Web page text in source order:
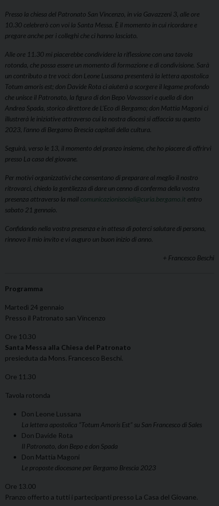
Presso la chiesa del Patronato San Vincenzo, in via Gavazzeni 3, alle ore
10.30 celebrerò con voi la Santa Messa. È il momento in cui ricordare e
pregare anche per i colleghi che ci hanno lasciato.
Alle ore 11.30 mi piacerebbe condividere la riflessione con una tavola
rotonda, che possa essere un momento di formazione e di condivisione. Sarà
un contributo a tre voci: don Leone Lussana presenterà la lettera apostolica
Totum amoris est; don Davide Rota ci aiuterà a scorgere il legame profondo
che unisce il Patronato, la figura di don Bepo Vavassori e quella di don
Andrea Spada, storico direttore de L’Eco di Bergamo; don Mattia Magoni ci
illustrerà le iniziative attraverso cui la nostra diocesi si affaccia su questo
2023, l’anno di Bergamo Brescia capitali della cultura.
Seguirà, verso le 13, il momento del pranzo insieme, che ho piacere di offrirvi
presso La casa del giovane.
Per motivi organizzativi che consentano di preparare al meglio il nostro
ritrovarci, chiedo la gentilezza di dare un cenno di conferma della vostra
presenza attraverso la mail comunicazionisociali@curia.bergamo.it entro
sabato 21 gennaio.
Confidando nella vostra presenza e in attesa di poterci salutare di persona,
rinnovo il mio invito e vi auguro un buon inizio di anno.
+ Francesco Beschi
Programma
Martedì 24 gennaio
Presso il Patronato san Vincenzo
Ore 10.30
Santa Messa alla Chiesa del Patronato
presieduta da Mons. Francesco Beschi.
Ore 11.30
Tavola rotonda
Don Leone Lussana
La lettera apostolica “Totum Amoris Est” su San Francesco di Sales
Don Davide Rota
Il Patronato, don Bepo e don Spada
Don Mattia Magoni
Le proposte diocesane per Bergamo Brescia 2023
Ore 13.00
Pranzo offerto a tutti i partecipanti presso La Casa del Giovane.